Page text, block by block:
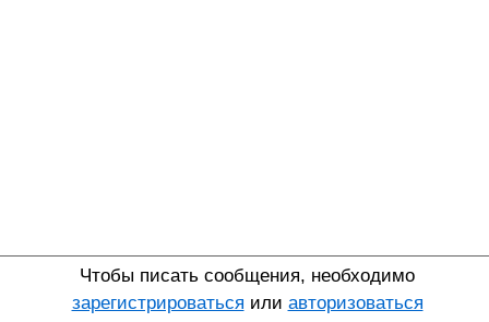
Чтобы писать сообщения, необходимо
зарегистрироваться или авторизоваться